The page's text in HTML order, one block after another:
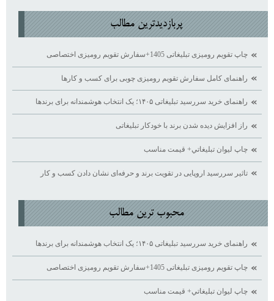
پربازديدترين مطالب
چاپ تقویم رومیزی تبلیغاتی 1405+سفارش تقویم رومیزی اختصاصی
راهنمای کامل سفارش تقویم رومیزی چوبی برای کسب ‌و کارها
راهنمای خرید سررسید تبلیغاتی ۱۴۰۵؛ یک انتخاب هوشمندانه برای برندها
راز افزایش دیده ‌شدن برند با خودکار تبلیغاتی
چاپ ليوان تبليغاتي+ قيمت مناسب
تاثیر سررسید اروپایی در تقویت برند و حرفه‌ای نشان دادن کسب ‌و کار
محبوب ترين مطالب
راهنمای خرید سررسید تبلیغاتی ۱۴۰۵؛ یک انتخاب هوشمندانه برای برندها
چاپ تقویم رومیزی تبلیغاتی 1405+سفارش تقویم رومیزی اختصاصی
چاپ ليوان تبليغاتي+ قيمت مناسب